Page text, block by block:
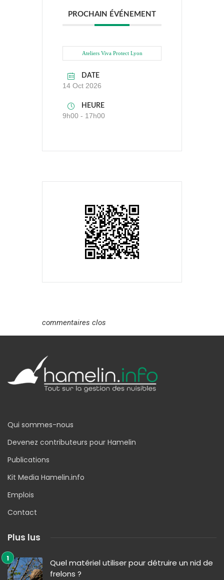
PROCHAIN ÉVÉNEMENT
Ateliers Viva Protect Lyon
DATE
14 Oct 2026
HEURE
9h00 - 17h00
commentaires clos
Qui sommes-nous
Devenez contributeurs pour Hamelin
Publications
Kit Media Hamelin.info
Emplois
Contact
Plus lus
Quel matériel utiliser pour détruire un nid de
frelons ?